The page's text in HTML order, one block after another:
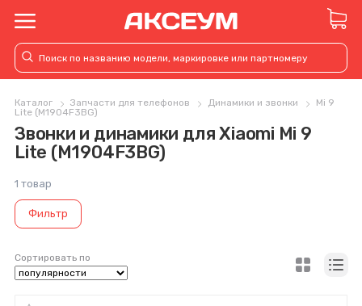
Каталог Запчасти для телефонов Динамики и звонки
Mi 9
Lite (M1904F3BG)
Звонки и динамики для Xiaomi Mi 9
Lite (M1904F3BG)
1 товар
Фильтр
Сортировать по